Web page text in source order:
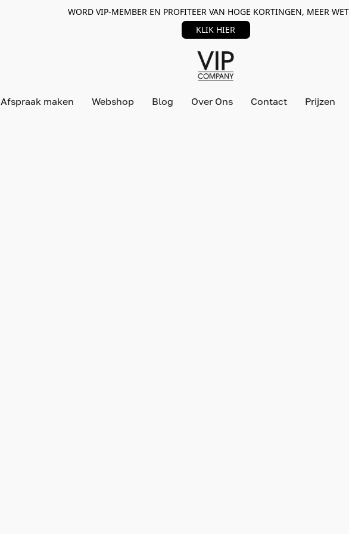
WORD VIP-MEMBER EN PROFITEER VAN HOGE KORTINGEN, MEER
KLIK HIER
Afspraak maken Webshop Blog Over Ons Contact Prijzen